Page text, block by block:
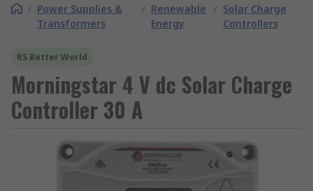
/ Power Supplies &
Transformers
/ Renewable
Energy
/ Solar Charge
Controllers
RS Better World
Morningstar 4 V dc Solar Charge
Controller 30 A